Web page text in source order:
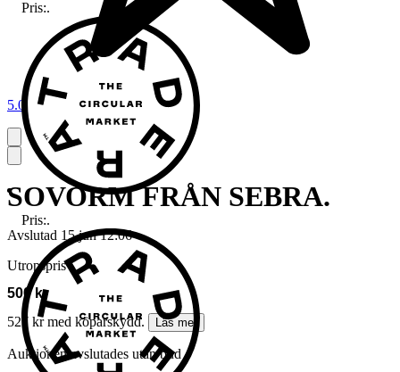
5.0
SOVORM FRÅN SEBRA.
Avslutad 15 jun 12:06
Utropspris
500 kr
527 kr med köparskydd.
Läs mer
Auktionen avslutades utan bud
Pris:.
Pris:.